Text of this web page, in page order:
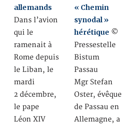
allemands
Dans l’avion
qui le
ramenait à
Rome depuis
le Liban, le
mardi
2 décembre,
le pape
Léon XIV
« Chemin
synodal »
hérétique ©
Pressestelle
Bistum
Passau
Mgr Stefan
Oster, évêque
de Passau en
Allemagne, a